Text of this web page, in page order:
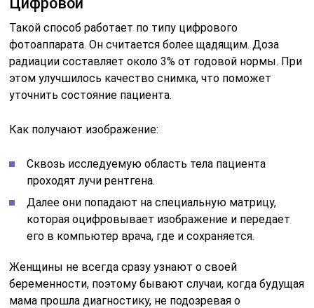
Такой способ работает по типу цифрового
фотоаппарата. Он считается более щадящим. Доза
радиации составляет около 3% от годовой нормы. При
этом улучшилось качество снимка, что поможет
уточнить состояние пациента.
Как получают изображение:
Сквозь исследуемую область тела пациента
проходят лучи рентгена.
Далее они попадают на специальную матрицу,
которая оцифровывает изображение и передает
его в компьютер врача, где и сохраняется.
Женщины не всегда сразу узнают о своей
беременности, поэтому бывают случаи, когда будущая
мама прошла диагностику, не подозревая о